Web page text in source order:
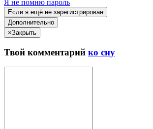
Я не помню пароль
Если я ещё не зарегистрирован
Дополнительно
×Закрыть
Твой комментарий ко сну